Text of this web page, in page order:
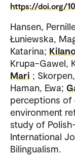
https://doi.org/
Hansen,
Łuniewska,
Katarina;
Krupa-Gawel,
Mari ;
Haman, Ewa;
perceptions of
environment
study of
International
Bilingualism.